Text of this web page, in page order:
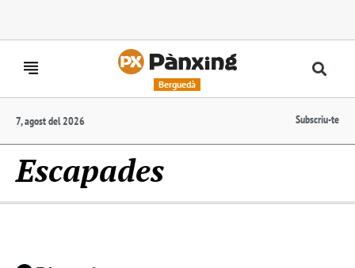
Berguedà
7, agost del 2026 Subscriu-te
Escapades